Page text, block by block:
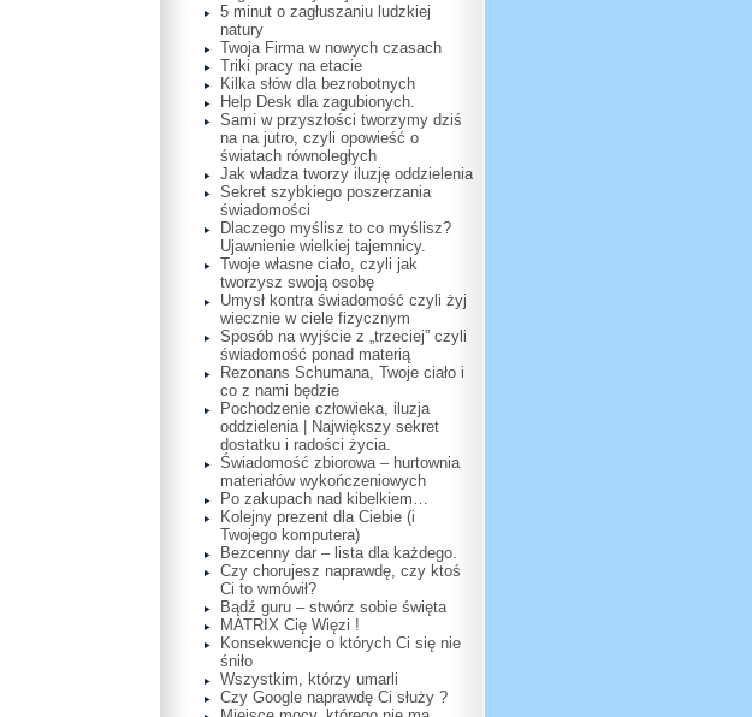
5 minut o zagłuszaniu ludzkiej
natury
Twoja Firma w nowych czasach
Triki pracy na etacie
Kilka słów dla bezrobotnych
Help Desk dla zagubionych.
Sami w przyszłości tworzymy dziś
na na jutro, czyli opowieść o
światach równoległych
Jak władza tworzy iluzję oddzielenia
Sekret szybkiego poszerzania
świadomości
Dlaczego myślisz to co myślisz?
Ujawnienie wielkiej tajemnicy.
Twoje własne ciało, czyli jak
tworzysz swoją osobę
Umysł kontra świadomość czyli żyj
wiecznie w ciele fizycznym
Sposób na wyjście z „trzeciej” czyli
świadomość ponad materią
Rezonans Schumana, Twoje ciało i
co z nami będzie
Pochodzenie człowieka, iluzja
oddzielenia | Największy sekret
dostatku i radości życia.
Świadomość zbiorowa – hurtownia
materiałów wykończeniowych
Po zakupach nad kibelkiem…
Kolejny prezent dla Ciebie (i
Twojego komputera)
Bezcenny dar – lista dla każdego.
Czy chorujesz naprawdę, czy ktoś
Ci to wmówił?
Bądź guru – stwórz sobie święta
MATRIX Cię Więzi !
Konsekwencje o których Ci się nie
śniło
Wszystkim, którzy umarli
Czy Google naprawdę Ci służy ?